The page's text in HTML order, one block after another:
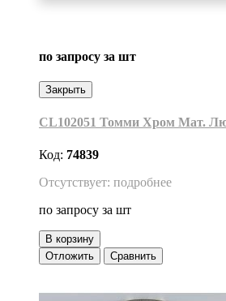
по запросу за шт
Закрыть
CL102051 Томми Хром Мат.
Код: 74839
Отсутствует: подробнее
по запросу за шт
В корзину
Отложить
Сравнить